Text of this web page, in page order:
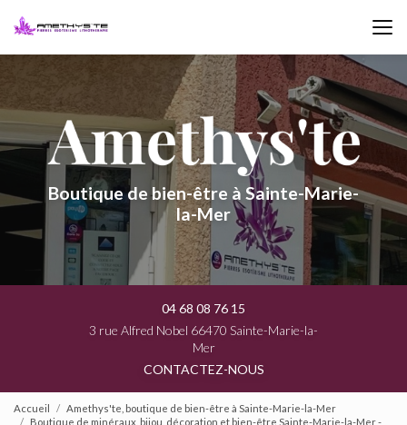
Boutique de bien-être à Sainte-Marie-
la-Mer
04 68 08 76 15
3 rue Alfred Nobel 66470 Sainte-Marie-la-
Mer
CONTACTEZ-NOUS
Accueil
Amethys'te, boutique de bien-être à Sainte-Marie-la-Mer
Boutique de minéraux, bijou, décoration et bien-être Sainte-Marie-la-Mer -